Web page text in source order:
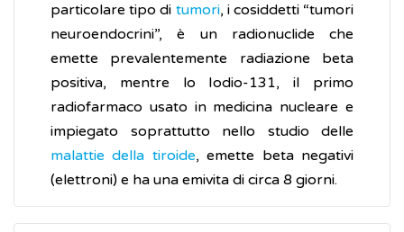
particolare tipo di tumori, i cosiddetti “tumori
neuroendocrini”, è un radionuclide che
emette prevalentemente radiazione beta
positiva, mentre lo Iodio-131, il primo
radiofarmaco usato in medicina nucleare e
impiegato soprattutto nello studio delle
malattie della tiroide, emette beta negativi
(elettroni) e ha una emivita di circa 8 giorni.